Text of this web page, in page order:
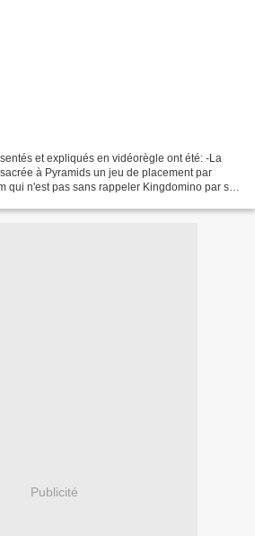
et expliqués en vidéorègle ont été: -La
à Pyramids un jeu de placement par
qui n'est pas sans rappeler Kingdomino par sa
Publicité